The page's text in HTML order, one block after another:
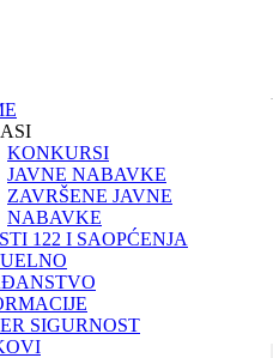
KONKURSI
JAVNE NABAVKE
ZAVRŠENE JAVNE
NABAVKE
122 I SAOPĆENJA
SIGURNOST